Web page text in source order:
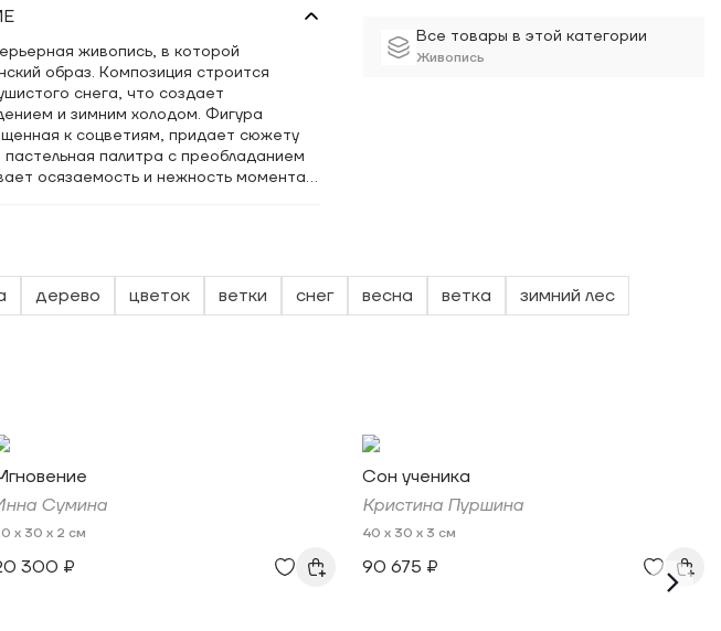
Все товары в этой категории
Живопись
живопись, в которой
образ. Композиция строится
снега, что создает
и зимним холодом. Фигура
к соцветиям, придает сюжету
палитра с преобладанием
осязаемость и нежность момента.
дерево цветок ветки снег весна ветка зимний лес
Сумина
x 30 x 2 см
300 ₽
Сон ученика
Кристина Пуршина
40 x 30 x 3 см
90 675 ₽